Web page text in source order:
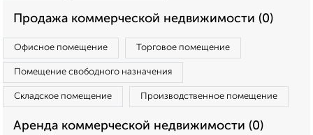
Продажа коммерческой недвижимости (0)
Офисное помещение Торговое помещение
Помещение свободного назначения
Складское помещение Производственное помещение
Аренда коммерческой недвижимости (0)